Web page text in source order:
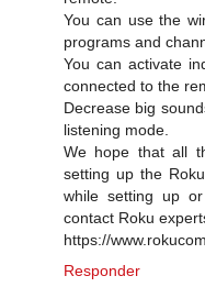
You can use the
programs and
You can activate
connected to the
Decrease big
listening mode.
We hope that all
setting up the
while setting up
contact Roku
https://
Responder